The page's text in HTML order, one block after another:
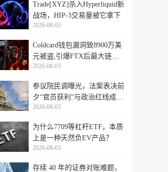
Trade[XYZ]杀入Hyperliquid新
战场，HIP-3交易量被它拿下
2026-08-03
Coldcard钱包漏洞致8900万美
元被盗,引爆FTX后最大链上
迁移潮
2026-08-03
参议院民调曝光，法案表决前
夕“官员获利”与政治红线成最
大
2026-08-03
为什么7709等杠杆ETF，本质
上是一种天然负EV产品？
2026-08-03
存续 40 年的证券对账难题，